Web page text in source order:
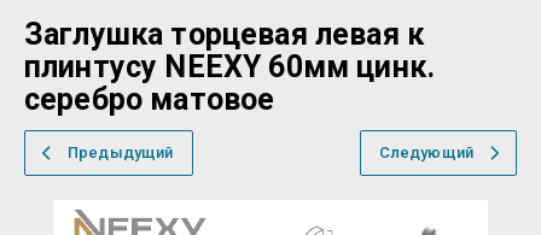
Заглушка торцевая левая к
плинтусу NEEXY 60мм цинк.
серебро матовое
Предыдущий Следующий